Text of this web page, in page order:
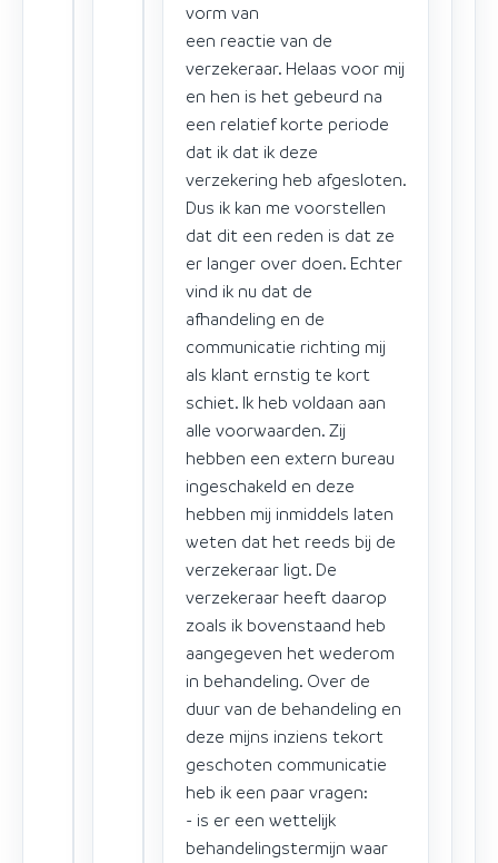
vorm van
een reactie van de
verzekeraar. Helaas voor mij
en hen is het gebeurd na
een relatief korte periode
dat ik dat ik deze
verzekering heb afgesloten.
Dus ik kan me voorstellen
dat dit een reden is dat ze
er langer over doen. Echter
vind ik nu dat de
afhandeling en de
communicatie richting mij
als klant ernstig te kort
schiet. Ik heb voldaan aan
alle voorwaarden. Zij
hebben een extern bureau
ingeschakeld en deze
hebben mij inmiddels laten
weten dat het reeds bij de
verzekeraar ligt. De
verzekeraar heeft daarop
zoals ik bovenstaand heb
aangegeven het wederom
in behandeling. Over de
duur van de behandeling en
deze mijns inziens tekort
geschoten communicatie
heb ik een paar vragen:
- is er een wettelijk
behandelingstermijn waar